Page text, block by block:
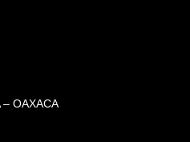
– OAXACA